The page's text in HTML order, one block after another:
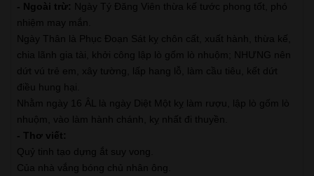
- Ngoài trừ: Ngày Tý Đăng Viên thừa kế tước phong tốt, phó
nhiệm may mắn.
Ngày Thân là Phục Đoạn Sát kỵ chôn cất, xuất hành, thừa kế,
chia lãnh gia tài, khởi công lập lò gốm lò nhuộm; NHƯNG nên
dứt vú trẻ em, xây tường, lấp hang lỗ, làm cầu tiêu, kết dứt
điều hung hại.
Nhằm ngày 16 ÂL là ngày Diệt Một kỵ làm rượu, lập lò gốm lò
nhuộm, vào làm hành chánh, kỵ nhất đi thuyền.
- Thơ viết:
Quỷ tinh tạo dựng ắt suy vong.
Của nhà vắng bóng chủ nhân ông.